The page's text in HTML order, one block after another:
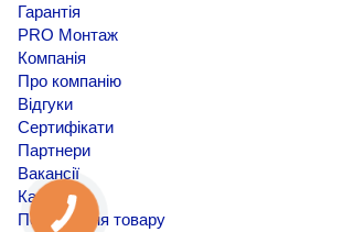
Гарантія
PRO Монтаж
Компанія
Про компанію
Відгуки
Сертифікати
Партнери
Вакансії
Кар'єра
Повернення товару